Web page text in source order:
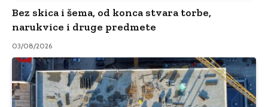
Bez skica i šema, od konca stvara torbe,
narukvice i druge predmete
03/08/2026